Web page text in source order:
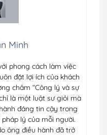
Minh
phong cách làm việc
đặt lợi ích của khách
châm “Công lý và sự
là một luật sư giỏi mà
đáng tin cậy trong
lý của mỗi người.
ông điều hành đã trở